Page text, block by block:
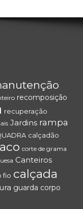
recomposição
recuperação
Jardins rampa
calçadão
corte de grama
Canteiros
fio calçada
guarda corpo